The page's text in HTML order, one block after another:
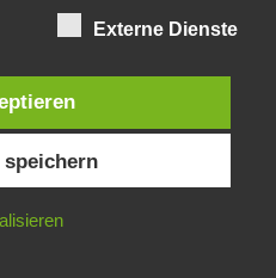
Wer möchte, darf lesen.
reading@gmx.ch.
www.wortwelten.ch
Dorfstrasse 7
Externe Dienste